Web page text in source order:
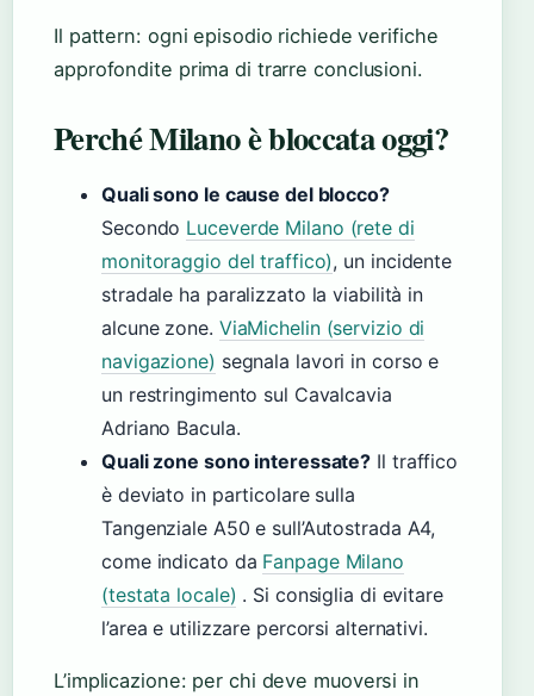
Il pattern: ogni episodio richiede verifiche
approfondite prima di trarre conclusioni.
Perché Milano è bloccata oggi?
Quali sono le cause del blocco?
Secondo Luceverde Milano (rete di
monitoraggio del traffico), un incidente
stradale ha paralizzato la viabilità in
alcune zone. ViaMichelin (servizio di
navigazione) segnala lavori in corso e
un restringimento sul Cavalcavia
Adriano Bacula.
Quali zone sono interessate? Il traffico
è deviato in particolare sulla
Tangenziale A50 e sull’Autostrada A4,
come indicato da Fanpage Milano
(testata locale) . Si consiglia di evitare
l’area e utilizzare percorsi alternativi.
L’implicazione: per chi deve muoversi in